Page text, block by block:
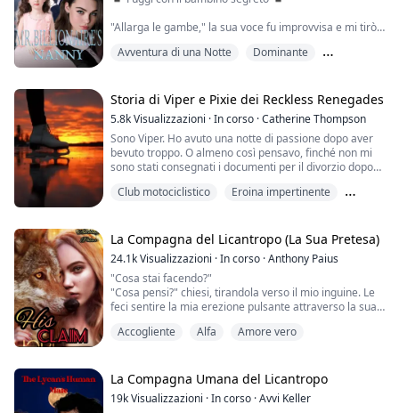
"Allarga le gambe," la sua voce fu improvvisa e mi tirò
mossero da sole e si allargarono.
sentii il mio viso diventare rosso come un pomodoro.
"Sei così bagnata per me." Sussurrò e poi fece scorrere
un dito sulla mia fessura sentendo quanto fossi
bagnata, facen...
Avventura di una Notte
Dominante
Storia di Viper e Pixie dei Reckless Renegades
5.8kVisualizzazioni ·In corso ·Catherine Thompson
Sono Viper. Ho avuto una notte di passione dopo aver
bevuto troppo. O almeno così pensavo, finché non mi
sono stati consegnati i documenti per il divorzio dopo
potenziale cliente. Quell'incontro ha quasi distrutto il
oppure lavorare sodo per rimedia...
Club motociclistico
Eroina impertinente
La Compagna del Licantropo (La Sua Pretesa)
24.1kVisualizzazioni ·In corso ·Anthony Paius
"Cosa stai facendo?"
"Cosa pensi?" chiesi, tirandola verso il mio inguine. Le
feci sentire la mia erezione pulsante attraverso la sua
"Vedi cosa mi hai fatto. Sono così duro per te. Ho
La feci scivolare dalle mie ginocchia sul letto. Si sdraiò,
guardandomi con quegli occhi tremanti. Mi spostai,
allargando le sue gambe. ...
Accogliente Alfa Amore vero
La Compagna Umana del Licantropo
19kVisualizzazioni ·In corso ·Avvi Keller